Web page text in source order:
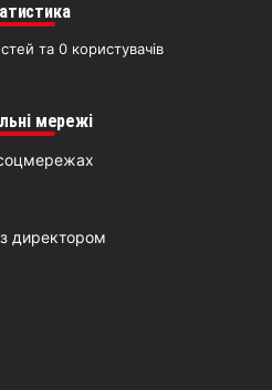
та 0 користувачів
мережі
директором